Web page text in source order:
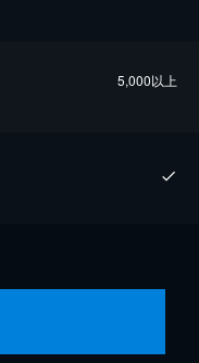
5,000以上